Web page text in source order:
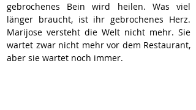
gebrochenes Bein wird heilen. Was viel
länger braucht, ist ihr gebrochenes Herz.
Marijose versteht die Welt nicht mehr. Sie
wartet zwar nicht mehr vor dem Restaurant,
aber sie wartet noch immer.